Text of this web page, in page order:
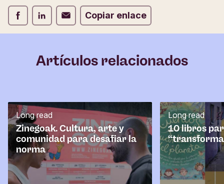
d
e
c
r
i
o
Compartir Facebook
Compartir LinkedIn
Compartir Correo electrónico
Copiar enlace
Artículos relacionados
Zinegoak. Cultura, arte y
comunidad para desafiar la
norma
Long read
10 libros
Long read